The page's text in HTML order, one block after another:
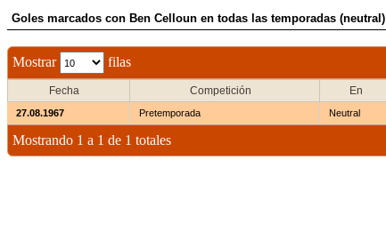
Goles marcados con Ben Celloun en todas las temporadas (neutral)
Mostrar filas
Fecha Competición En
27.08.1967 Pretemporada Neutral
Mostrando 1 a 1 de 1 totales